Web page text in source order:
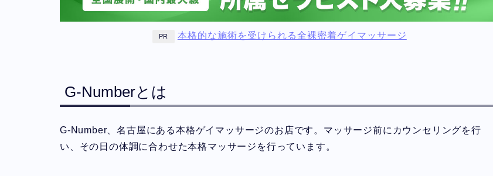
PR 本格的な施術を受けられる全裸密着ゲイマッサージ
G-Numberとは
G-Number、名古屋にある本格ゲイマッサージのお店です。マッサージ前にカウンセリングを行
い、その日の体調に合わせた本格マッサージを行っています。